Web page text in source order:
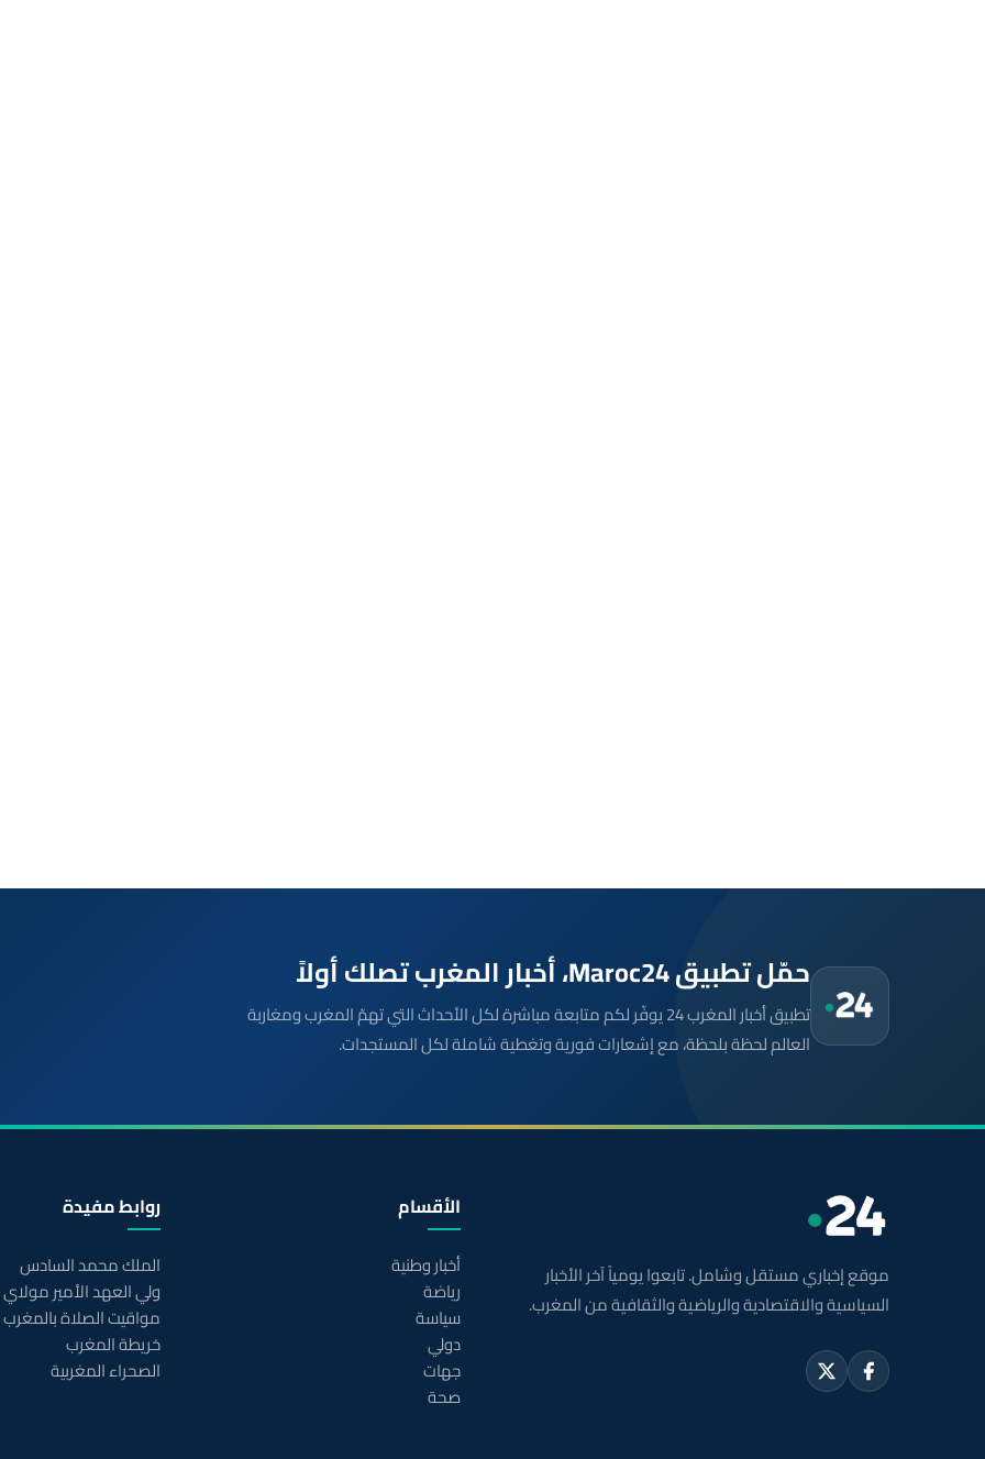
حمّل تطبيق Maroc24، أخبار المغرب تصلك أولاً
تطبيق أخبار المغرب 24 يوفّر لكم متابعة مباشرة لكل الأحداث التي تهمّ المغرب ومغاربة
العالم لحظة بلحظة، مع إشعارات فورية وتغطية شاملة لكل المستجدات.
موقع إخباري مستقل وشامل. تابعوا يومياً آخر الأخبار
السياسية والاقتصادية والرياضية والثقافية من المغرب.
الأقسام
أخبار وطنية
رياضة
سياسة
دولي
جهات
صحة
روابط مفيدة
الملك محمد السادس
ولي العهد الأمير
مواقيت الصلاة بالمغرب
خريطة المغرب
الصحراء المغربية